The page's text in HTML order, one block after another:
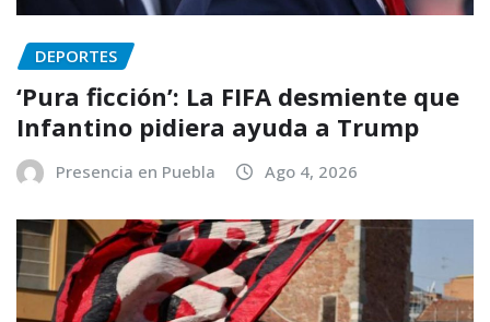
DEPORTES
‘Pura ficción’: La FIFA desmiente que
Infantino pidiera ayuda a Trump
Presencia en Puebla Ago 4, 2026